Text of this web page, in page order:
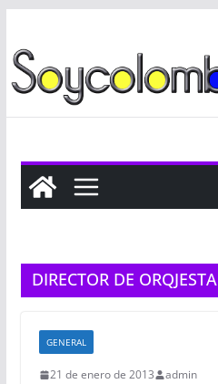
al
contenido
DIRECTOR DE ORQJESTA
GENERAL
21 de enero de 2013 admin